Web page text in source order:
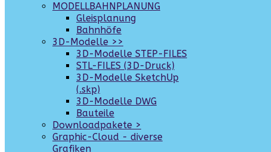
MODELLBAHNPLANUNG
Gleisplanung
Bahnhöfe
3D-Modelle >>
3D-Modelle STEP-FILES
STL-FILES (3D-Druck)
3D-Modelle SketchUp
(.skp)
3D-Modelle DWG
Bauteile
Downloadpakete >
Graphic-Cloud - diverse
Grafiken